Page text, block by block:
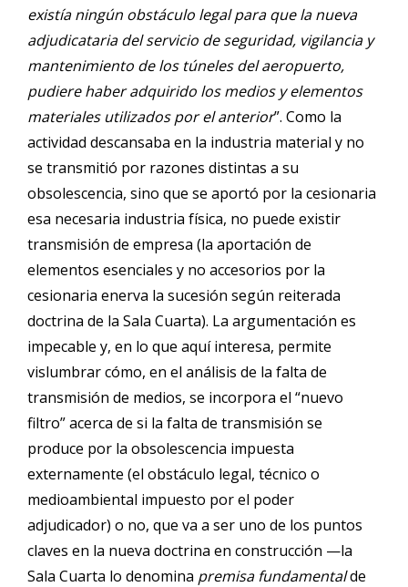
existía ningún obstáculo legal para que la nueva
adjudicataria del servicio de seguridad, vigilancia y
mantenimiento de los túneles del aeropuerto,
pudiere haber adquirido los medios y elementos
materiales utilizados por el anterior”. Como la
actividad descansaba en la industria material y no
se transmitió por razones distintas a su
obsolescencia, sino que se aportó por la cesionaria
esa necesaria industria física, no puede existir
transmisión de empresa (la aportación de
elementos esenciales y no accesorios por la
cesionaria enerva la sucesión según reiterada
doctrina de la Sala Cuarta). La argumentación es
impecable y, en lo que aquí interesa, permite
vislumbrar cómo, en el análisis de la falta de
transmisión de medios, se incorpora el “nuevo
filtro” acerca de si la falta de transmisión se
produce por la obsolescencia impuesta
externamente (el obstáculo legal, técnico o
medioambiental impuesto por el poder
adjudicador) o no, que va a ser uno de los puntos
claves en la nueva doctrina en construcción —la
Sala Cuarta lo denomina premisa fundamentalde